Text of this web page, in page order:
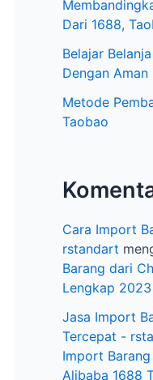
e
l
Dari 1688,
Belajar
Dengan
Metode
Taobao
Cara Import
rstandart
Barang dari
Lengkap 2023
Jasa Import
Tercepat -
Import
Alibaba 1688